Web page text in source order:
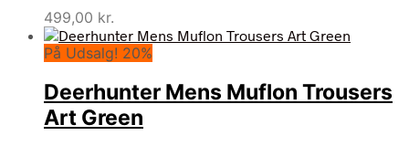
499,00 kr.
På Udsalg! 20%
Deerhunter Mens Muflon Trousers
Art Green